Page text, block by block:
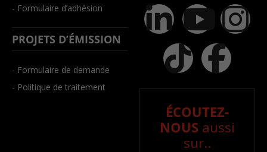
- Formulaire d’adhésion
PROJETS D’ÉMISSION
- Formulaire de demande
- Politique de traitement
ÉCOUTEZ-
NOUS aussi
sur..